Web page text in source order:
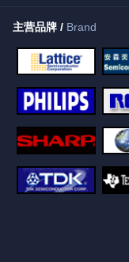
主营品牌 / Brand